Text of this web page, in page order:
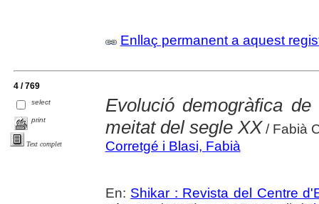
Enllaç permanent a aquest
4 / 769
select
print
Text complet
Evolució demogràfica
meitat del segle XX / Fabià
Corretgé i Blasi, Fabià
En: Shikar : Revista del Centre